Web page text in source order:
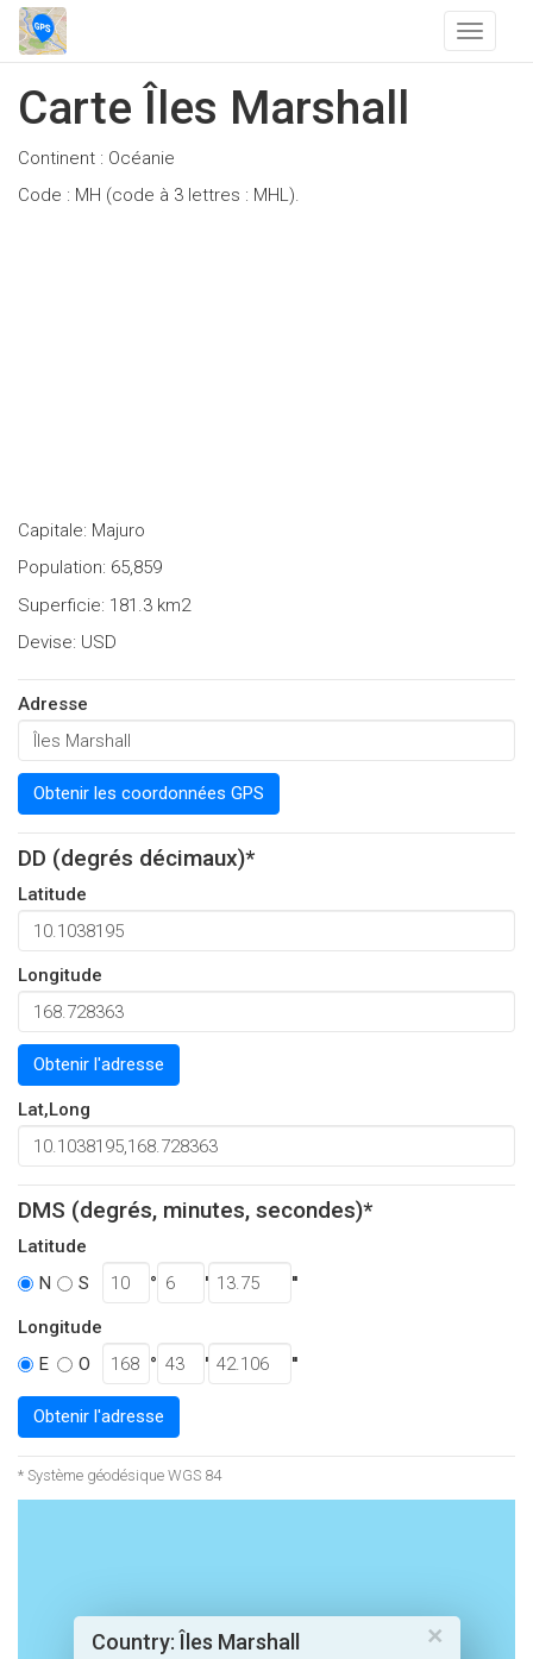
T
o
Carte Îles Marshall
Continent : Océanie
Code : MH (code à 3 lettres : MHL).
Capitale: Majuro
Population: 65,859
Superficie: 181.3 km2
Devise: USD
Adresse
Obtenir les coordonnées GPS
DD (degrés décimaux)*
Latitude
Longitude
Obtenir l'adresse
Lat,Long
DMS (degrés, minutes, secondes)*
Latitude
N
S ° ' ''
Longitude
E
O ° ' ''
Obtenir l'adresse
* Système géodésique WGS 84
×
Country: Îles Marshall